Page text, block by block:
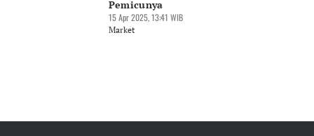
Pemicunya
15 Apr 2025, 13:41 WIB
Market